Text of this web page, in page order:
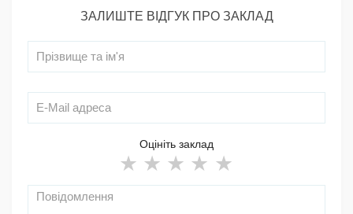
ЗАЛИШТЕ ВІДГУК ПРО ЗАКЛАД
Оцініть заклад